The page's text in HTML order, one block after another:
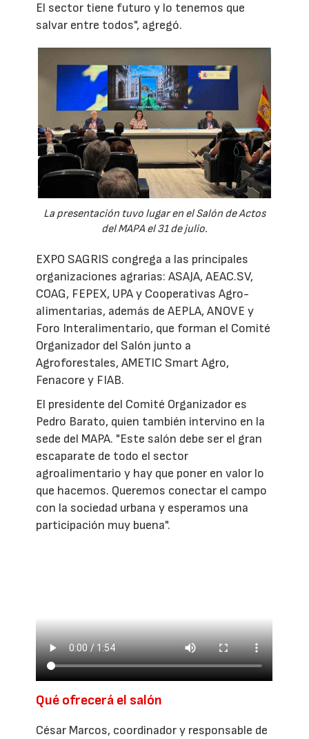
El sector tiene futuro y lo tenemos que
salvar entre todos", agregó.
La presentación tuvo lugar en el Salón de Actos
del MAPA el 31 de julio.
EXPO SAGRIS congrega a las principales
organizaciones agrarias: ASAJA, AEAC.SV,
COAG, FEPEX, UPA y Cooperativas Agro-
alimentarias, además de AEPLA, ANOVE y
Foro Interalimentario, que forman el Comité
Organizador del Salón junto a
Agroforestales, AMETIC Smart Agro,
Fenacore y FIAB.
El presidente del Comité Organizador es
Pedro Barato, quien también intervino en la
sede del MAPA. "Este salón debe ser el gran
escaparate de todo el sector
agroalimentario y hay que poner en valor lo
que hacemos. Queremos conectar el campo
con la sociedad urbana y esperamos una
participación muy buena".
Qué ofrecerá el salón
César Marcos, coordinador y responsable de